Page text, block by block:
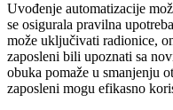
Uvođenje automatizacije
se osigurala pravilna
može uključivati radionice,
zaposleni bili upoznati sa
obuka pomaže u smanjenju
zaposleni mogu efikasno